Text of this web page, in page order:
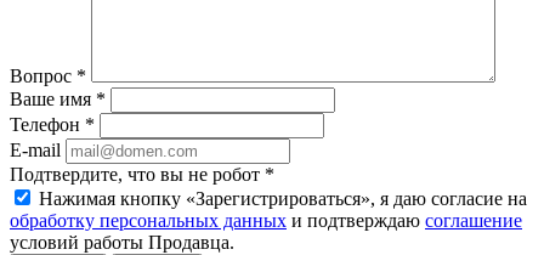
Вопрос *
Ваше имя *
Телефон *
E-mail
Подтвердите, что вы не робот *
Нажимая кнопку «Зарегистрироваться», я даю согласие на
обработку персональных данных и подтверждаю соглашение
условий работы Продавца.